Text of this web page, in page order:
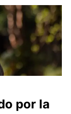
por la